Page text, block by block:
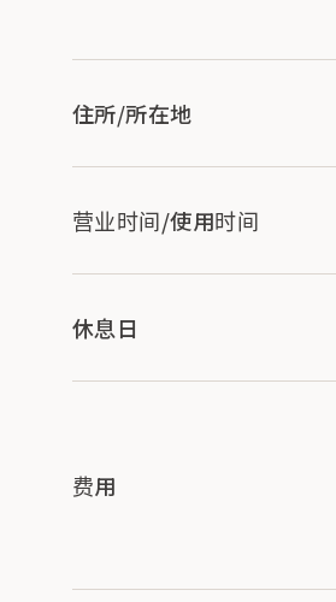
住所/所在地
营业时间/使用时间
休息日
费用